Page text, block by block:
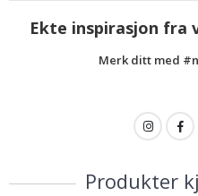
Ekte inspirasjon fra
Merk ditt med
Produkter